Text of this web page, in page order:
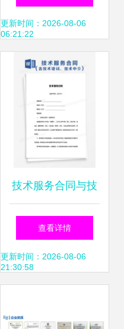
更新时间：2026-08-06
06:21:22
技术服务合同与技
术服务咨询 定义、
要点与协同价值
查看详情
更新时间：2026-08-06
21:30:58